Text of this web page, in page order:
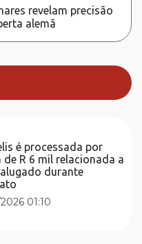
revelam precisão
alemã
é processada por
de R 6 mil relacionada a
durante
01:10